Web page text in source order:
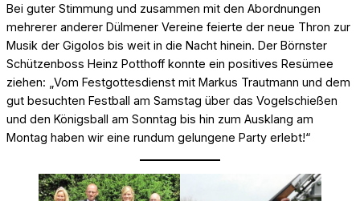
Bei guter Stimmung und zusammen mit den Abordnungen
mehrerer anderer Dülmener Vereine feierte der neue Thron zur
Musik der Gigolos bis weit in die Nacht hinein. Der Börnster
Schützenboss Heinz Potthoff konnte ein positives Resümee
ziehen: „Vom Festgottesdienst mit Markus Trautmann und dem
gut besuchten Festball am Samstag über das Vogelschießen
und den Königsball am Sonntag bis hin zum Ausklang am
Montag haben wir eine rundum gelungene Party erlebt!“